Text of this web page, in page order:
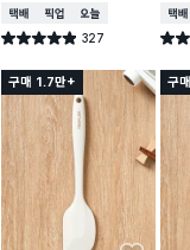
택배배송매장픽업오늘배송
별점 4.9점 327
건 작성
택배
별점
구매 1.7만+ 구